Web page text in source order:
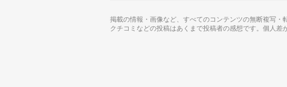
掲載の情報・画像など、すべてのコンテンツの無断複写・
クチコミなどの投稿はあくまで投稿者の感想です。個人差